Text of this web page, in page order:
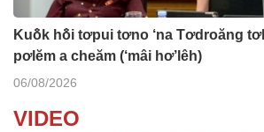
Kuô̆k hô̆i tơpui tơno ‘na Tơdroăng
pơlĕm a cheăm (‘mâi hơ’lêh)
06/08/2026
VIDEO